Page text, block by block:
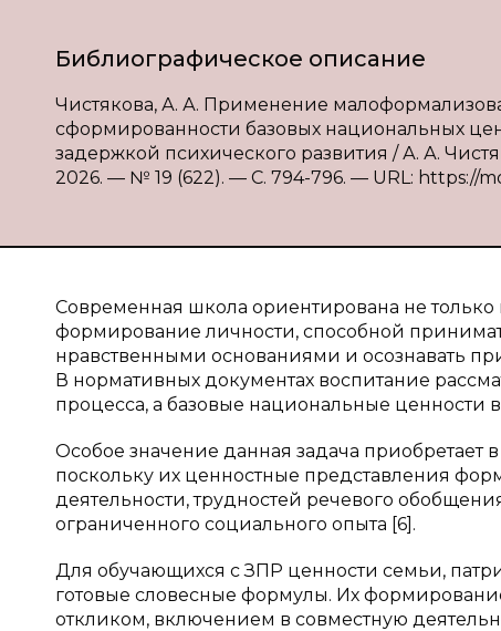
Библиографическое описание
Чистякова, А. А. Применение
сформированности базовых национальных
задержкой психического развития / А. А.
2026. — № 19 (622). — С. 794-796. — URL: https://
Современная школа ориентирована не
формирование личности, способной
нравственными основаниями и осознавать
В нормативных документах воспитание
процесса, а базовые национальные ценности
Особое значение данная задача приобретает
поскольку их ценностные представления
деятельности, трудностей речевого
ограниченного социального опыта [6].
Для обучающихся с ЗПР ценности семьи,
готовые словесные формулы. Их
откликом, включением в совместную